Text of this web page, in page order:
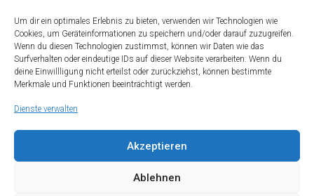
Um dir ein optimales Erlebnis zu bieten, verwenden wir Technologien wie
Cookies, um Geräteinformationen zu speichern und/oder darauf zuzugreifen.
Wenn du diesen Technologien zustimmst, können wir Daten wie das
Surfverhalten oder eindeutige IDs auf dieser Website verarbeiten. Wenn du
deine Einwillligung nicht erteilst oder zurückziehst, können bestimmte
Merkmale und Funktionen beeinträchtigt werden.
Dienste verwalten
Akzeptieren
Ablehnen
Kontakt und Rechtliches
Städtische Dieter-Forte-Gesamtschule
Heidelberger Straße 75 · 40229 Düsseldorf
Tel.: 0211 · 89 99 611
Fax: 0211 · 89 99 612
Kontakt Impressum
Teilen Sie diese Seite mit Freunden
Wir freuen uns, wenn Sie diese Seite Ihren Freunden und Kontakten